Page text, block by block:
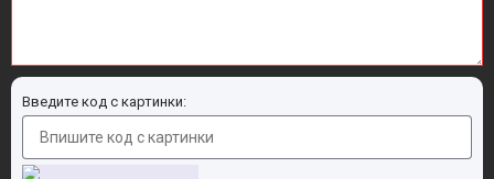
Введите код с картинки: